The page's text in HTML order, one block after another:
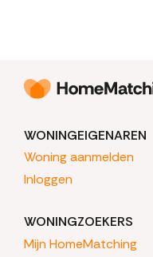
WONINGEIGENAREN
Woning aanmelden
Inloggen
WONINGZOEKERS
Mijn HomeMatching